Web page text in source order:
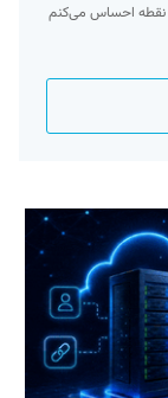
نقطه احساس می‌کنم